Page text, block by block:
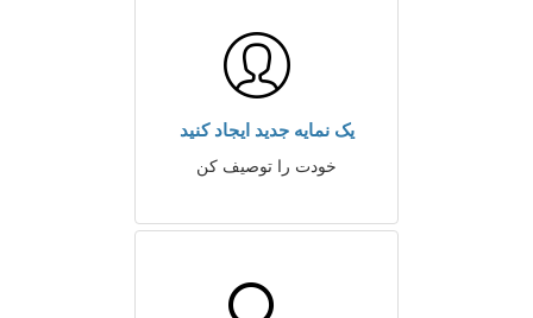
یک نمایه جدید ایجاد کنید
خودت را توصیف کن